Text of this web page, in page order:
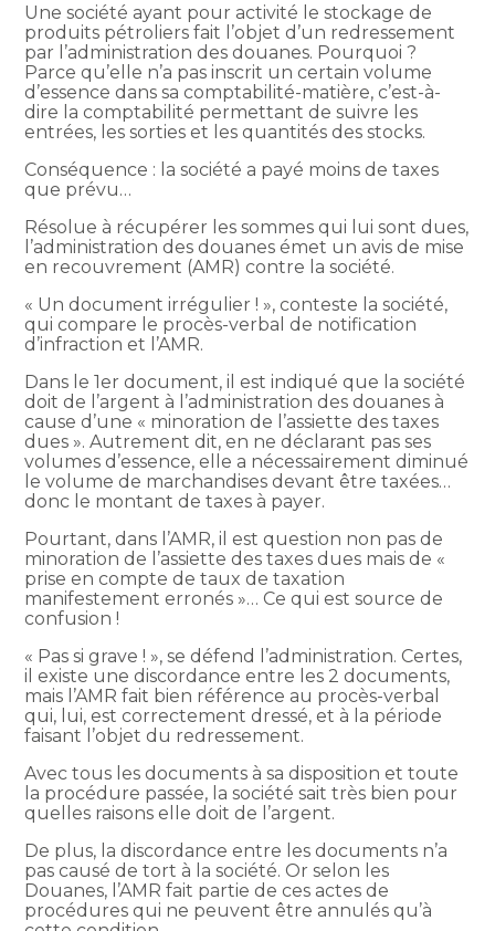
Une société ayant pour activité le stockage de
produits pétroliers fait l’objet d’un redressement
par l’administration des douanes. Pourquoi ?
Parce qu’elle n’a pas inscrit un certain volume
d’essence dans sa comptabilité-matière, c’est-à-
dire la comptabilité permettant de suivre les
entrées, les sorties et les quantités des stocks.
Conséquence : la société a payé moins de taxes
que prévu…
Résolue à récupérer les sommes qui lui sont dues,
l’administration des douanes émet un avis de mise
en recouvrement (AMR) contre la société.
« Un document irrégulier ! », conteste la société,
qui compare le procès-verbal de notification
d’infraction et l’AMR.
Dans le 1er document, il est indiqué que la société
doit de l’argent à l’administration des douanes à
cause d’une « minoration de l’assiette des taxes
dues ». Autrement dit, en ne déclarant pas ses
volumes d’essence, elle a nécessairement diminué
le volume de marchandises devant être taxées…
donc le montant de taxes à payer.
Pourtant, dans l’AMR, il est question non pas de
minoration de l’assiette des taxes dues mais de «
prise en compte de taux de taxation
manifestement erronés »… Ce qui est source de
confusion !
« Pas si grave ! », se défend l’administration. Certes,
il existe une discordance entre les 2 documents,
mais l’AMR fait bien référence au procès-verbal
qui, lui, est correctement dressé, et à la période
faisant l’objet du redressement.
Avec tous les documents à sa disposition et toute
la procédure passée, la société sait très bien pour
quelles raisons elle doit de l’argent.
De plus, la discordance entre les documents n’a
pas causé de tort à la société. Or selon les
Douanes, l’AMR fait partie de ces actes de
procédures qui ne peuvent être annulés qu’à